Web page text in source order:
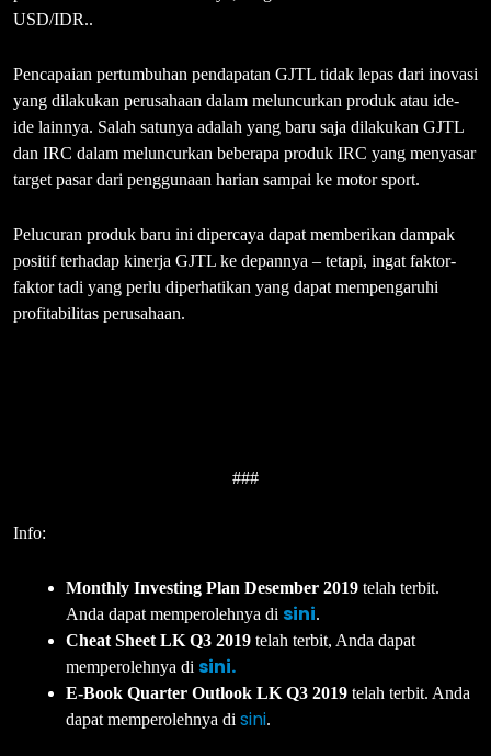
USD/IDR..
Pencapaian pertumbuhan pendapatan GJTL tidak lepas dari inovasi
yang dilakukan perusahaan dalam meluncurkan produk atau ide-
ide lainnya. Salah satunya adalah yang baru saja dilakukan GJTL
dan IRC dalam meluncurkan beberapa produk IRC yang menyasar
target pasar dari penggunaan harian sampai ke motor sport.
Pelucuran produk baru ini dipercaya dapat memberikan dampak
positif terhadap kinerja GJTL ke depannya – tetapi, ingat faktor-
faktor tadi yang perlu diperhatikan yang dapat mempengaruhi
profitabilitas perusahaan.
###
Info:
Monthly Investing Plan Desember 2019 telah terbit.
Anda dapat memperolehnya di sini.
Cheat Sheet LK Q3 2019 telah terbit, Anda dapat
memperolehnya di sini.
E-Book Quarter Outlook LK Q3 2019 telah terbit. Anda
dapat memperolehnya di sini.